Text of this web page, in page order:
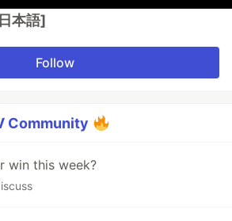
本語]
Follow
Community
win this week?